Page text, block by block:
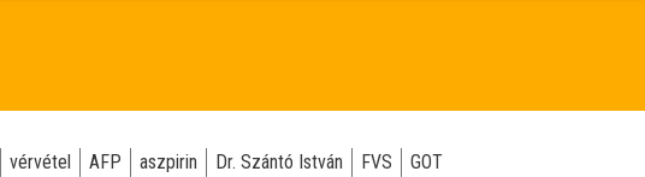
vérvétel AFP aszpirin Dr. Szántó István FVS GOT